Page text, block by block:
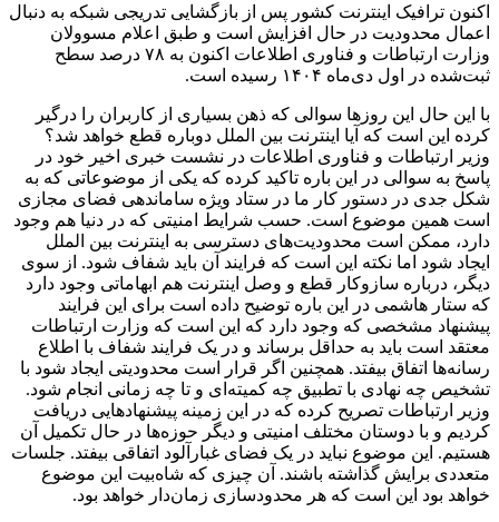
اکنون ترافیک اینترنت کشور پس از بازگشایی تدریجی شبکه به دنبال
اعمال محدودیت در حال افزایش است و طبق اعلام مسوولان
وزارت ارتباطات و فناوری اطلاعات اکنون به ۷۸ درصد سطح
ثبت‌شده در اول دی‌ماه ۱۴۰۴ رسیده است.
با این حال این روزها سوالی که ذهن بسیاری از کاربران را درگیر
کرده این است که آیا اینترنت بین الملل دوباره قطع خواهد شد؟
وزیر ارتباطات و فناوری اطلاعات در نشست خبری اخیر خود در
پاسخ به سوالی در این باره تاکید کرده که یکی از موضوعاتی که به
شکل جدی در دستور کار ما در ستاد ویژه ساماندهی فضای مجازی
است همین موضوع است. حسب شرایط امنیتی که در دنیا هم وجود
دارد، ممکن است محدودیت‌های دسترسی به اینترنت بین الملل
ایجاد شود اما نکته این است که فرایند آن باید شفاف شود. از سوی
دیگر، درباره سازوکار قطع و وصل اینترنت هم ابهاماتی وجود دارد
که ستار هاشمی در این باره توضیح داده است برای این فرایند
پیشنهاد مشخصی که وجود دارد که این است که وزارت ارتباطات
معتقد است باید به حداقل برساند و در یک فرایند شفاف با اطلاع
رسانه‌ها اتفاق بیفتد. همچنین اگر قرار است محدودیتی ایجاد شود با
تشخیص چه نهادی با تطبیق چه کمیته‌ای و تا چه زمانی انجام شود.
وزیر ارتباطات تصریح کرده که در این زمینه پیشنهادهایی دریافت
کردیم و با دوستان مختلف امنیتی و دیگر حوزه‌ها در حال تکمیل آن
هستیم. این موضوع نباید در یک فضای غبارآلود اتفاقی بیفتد. جلسات
متعددی برایش گذاشته باشند. آن چیزی که شاه‌بیت این موضوع
خواهد بود این است که هر محدودسازی زمان‌دار خواهد بود.